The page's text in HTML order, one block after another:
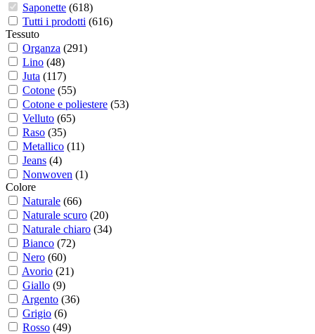
Saponette (618)
Tutti i prodotti (616)
Tessuto
Organza (291)
Lino (48)
Juta (117)
Cotone (55)
Cotone e poliestere (53)
Velluto (65)
Raso (35)
Metallico (11)
Jeans (4)
Nonwoven (1)
Colore
Naturale (66)
Naturale scuro (20)
Naturale chiaro (34)
Bianco (72)
Nero (60)
Avorio (21)
Giallo (9)
Argento (36)
Grigio (6)
Rosso (49)